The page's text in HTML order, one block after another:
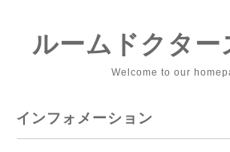
ルームドクタ
Welcome to our
インフォメーション